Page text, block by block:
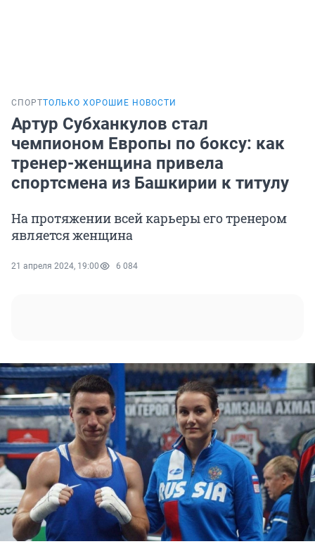
СПОРТТОЛЬКО ХОРОШИЕ НОВОСТИ
Артур Субханкулов стал
чемпионом Европы по боксу: как
тренер-женщина привела
спортсмена из Башкирии к титулу
На протяжении всей карьеры его тренером
является женщина
21 апреля 2024, 19:00 6 084